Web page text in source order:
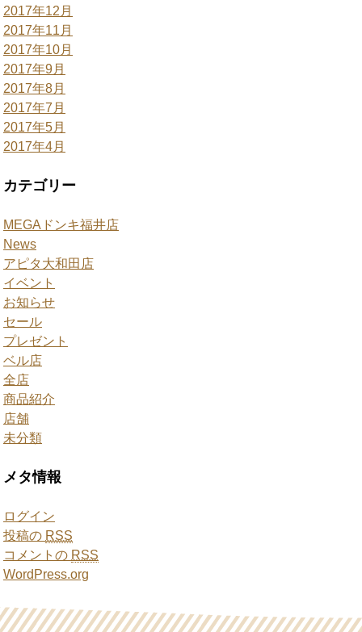
2017年12月
2017年11月
2017年10月
2017年9月
2017年8月
2017年7月
2017年5月
2017年4月
カテゴリー
MEGAドンキ福井店
News
アピタ大和田店
イベント
お知らせ
セール
プレゼント
ベル店
全店
商品紹介
店舗
未分類
メタ情報
ログイン
投稿の RSS
コメントの RSS
WordPress.org